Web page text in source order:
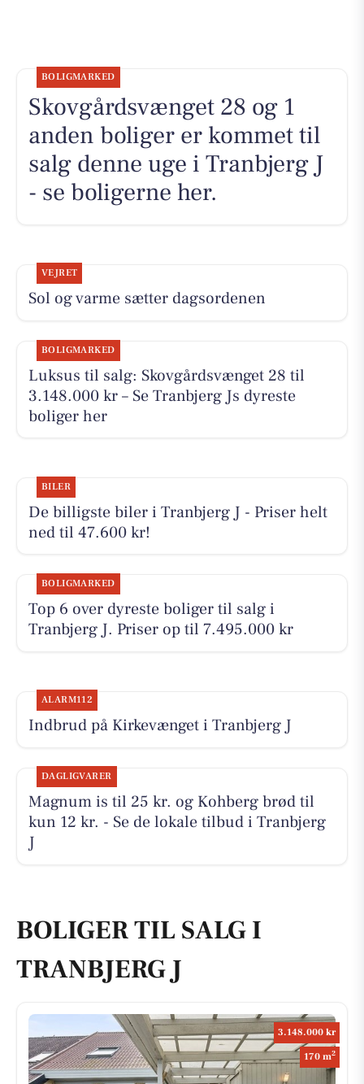
BOLIGMARKED
Skovgårdsvænget 28 og 1
anden boliger er kommet til
salg denne uge i Tranbjerg J
- se boligerne her.
VEJRET
Sol og varme sætter dagsordenen
BOLIGMARKED
Luksus til salg: Skovgårdsvænget 28 til
3.148.000 kr – Se Tranbjerg Js dyreste
boliger her
BILER
De billigste biler i Tranbjerg J - Priser helt
ned til 47.600 kr!
BOLIGMARKED
Top 6 over dyreste boliger til salg i
Tranbjerg J. Priser op til 7.495.000 kr
ALARM112
Indbrud på Kirkevænget i Tranbjerg J
DAGLIGVARER
Magnum is til 25 kr. og Kohberg brød til
kun 12 kr. - Se de lokale tilbud i Tranbjerg
J
BOLIGER TIL SALG I
TRANBJERG J
3.148.000 kr
170 m2